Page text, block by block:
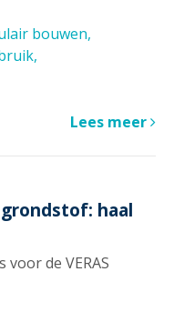
bouwen
Lees meer
haal
de VERAS